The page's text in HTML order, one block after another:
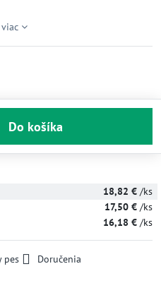
Do košíka
18,82 € /ks
17,50 € /ks
16,18 € /ks
pes
Doručenia